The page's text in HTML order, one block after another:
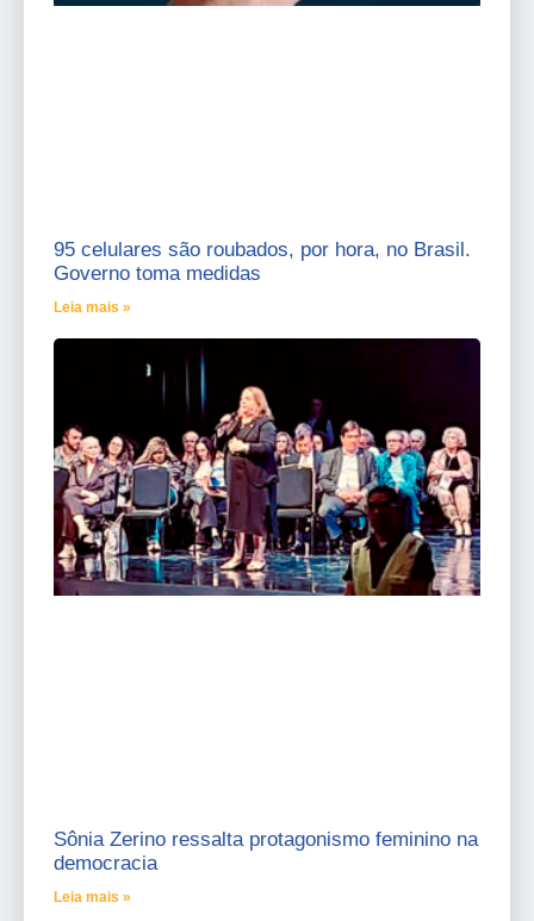
95 celulares são roubados, por hora, no Brasil.
Governo toma medidas
Leia mais »
Sônia Zerino ressalta protagonismo feminino na
democracia
Leia mais »